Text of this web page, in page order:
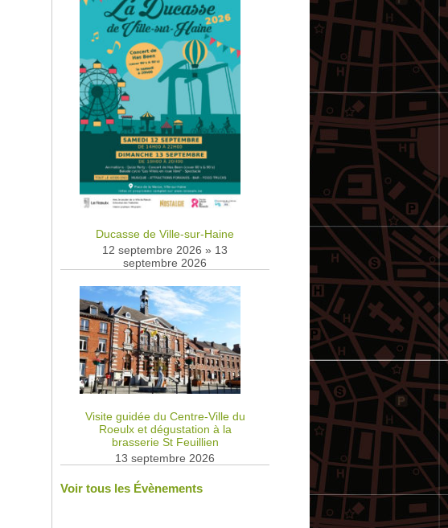
Ducasse de Ville-sur-Haine
12 septembre 2026 » 13
septembre 2026
Visite guidée du Centre-Ville du
Roeulx et dégustation à la
brasserie St Feuillien
13 septembre 2026
Voir tous les Évènements